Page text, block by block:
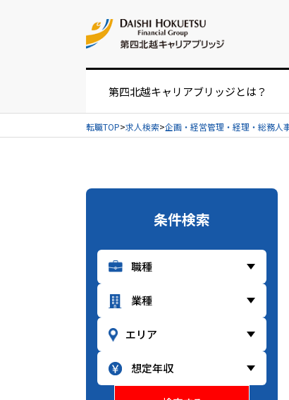
第四北越キャリアブリッジとは？
お仕事紹介の流れ
経営者・人事担当者様へ
転職TOP 求人検索 企画・経営管理・経理・総務人
条件検索